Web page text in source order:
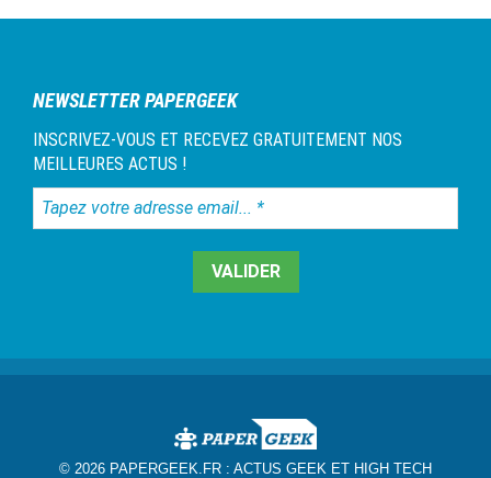
NEWSLETTER PAPERGEEK
INSCRIVEZ-VOUS ET RECEVEZ GRATUITEMENT NOS
MEILLEURES ACTUS !
Tapez
votre
© 2026 PAPERGEEK.FR : ACTUS GEEK ET HIGH TECH